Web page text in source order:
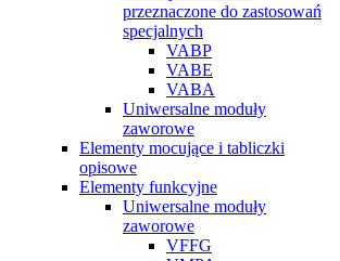
przeznaczone do zastosowań
specjalnych
VABP
VABE
VABA
Uniwersalne moduły
zaworowe
Elementy mocujące i tabliczki
opisowe
Elementy funkcyjne
Uniwersalne moduły
zaworowe
VFFG